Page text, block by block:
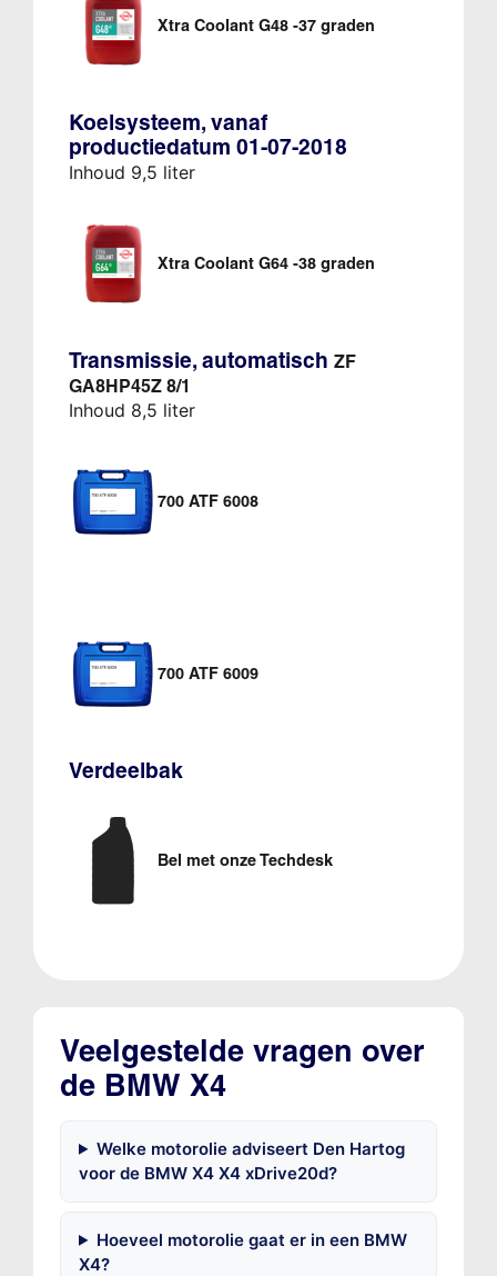
Xtra Coolant G48 -37 graden
Koelsysteem, vanaf
productiedatum 01-07-2018
Inhoud 9,5 liter
Xtra Coolant G64 -38 graden
Transmissie, automatisch ZF
GA8HP45Z 8/1
Inhoud 8,5 liter
700 ATF 6008
700 ATF 6009
Verdeelbak
Bel met onze Techdesk
Veelgestelde vragen over
de BMW X4
Welke motorolie adviseert Den Hartog
voor de BMW X4 X4 xDrive20d?
Hoeveel motorolie gaat er in een BMW
X4?